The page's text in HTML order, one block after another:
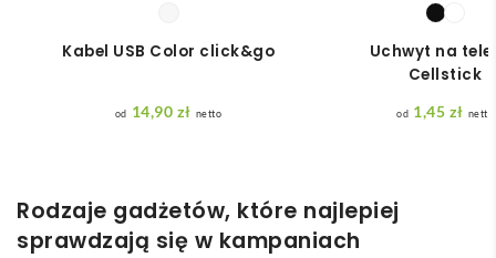
Kabel USB Color click&go
14,90 zł netto
Uchwyt na
Cellstick
1,45 zł netto
Rodzaje gadżetów, które najlepiej
sprawdzają się w kampaniach